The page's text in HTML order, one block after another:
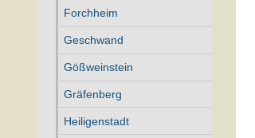
Forchheim
Geschwand
Gößweinstein
Gräfenberg
Heiligenstadt